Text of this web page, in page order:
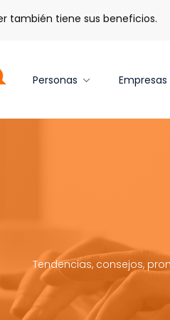
tiene sus beneficios.
Personas Empresas
Tendencias, consejos,